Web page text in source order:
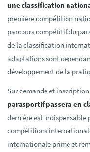
une classification
première compétition
parcours compétitif du
de la classification
adaptations sont
développement de la
Sur demande et
parasportif passera en
dernière est
compétitions
internationale prime et